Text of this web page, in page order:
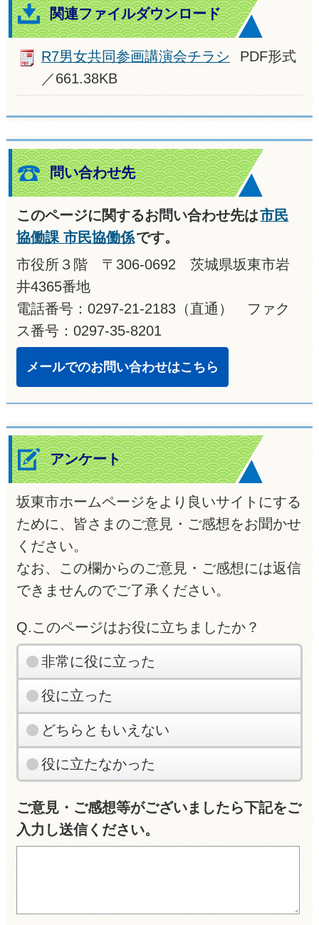
関連ファイルダウンロード
R7男女共同参画講演会チラシ
PDF形式
／661.38KB
問い合わせ先
このページに関するお問い合わせ先は市民
協働課 市民協働係です。
市役所３階 〒306-0692 茨城県坂東市岩
井4365番地
電話番号：0297-21-2183（直通） ファク
ス番号：0297-35-8201
メールでのお問い合わせはこちら
アンケート
坂東市ホームページをより良いサイトにする
ために、皆さまのご意見・ご感想をお聞かせ
ください。
なお、この欄からのご意見・ご感想には返信
できませんのでご了承ください。
Q.このページはお役に立ちましたか？
非常に役に立った
役に立った
どちらともいえない
役に立たなかった
ご意見・ご感想等がございましたら下記をご
入力し送信ください。